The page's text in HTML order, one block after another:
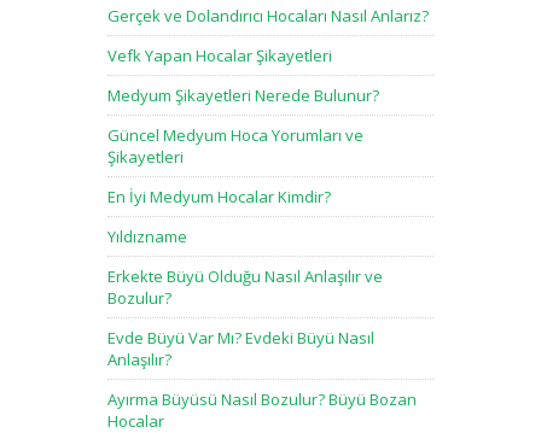
Gerçek ve Dolandırıcı Hocaları Nasıl Anlarız?
Vefk Yapan Hocalar Şikayetleri
Medyum Şikayetleri Nerede Bulunur?
Güncel Medyum Hoca Yorumları ve
Şikayetleri
En İyi Medyum Hocalar Kimdir?
Yıldızname
Erkekte Büyü Olduğu Nasıl Anlaşılır ve
Bozulur?
Evde Büyü Var Mı? Evdeki Büyü Nasıl
Anlaşılır?
Ayırma Büyüsü Nasıl Bozulur? Büyü Bozan
Hocalar